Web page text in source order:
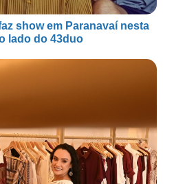
show em Paranavaí nesta
lado do 43duo